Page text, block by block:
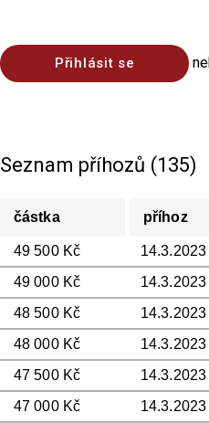
Přihlásit se
Seznam příhozů (135)
částka příhoz
49 500 Kč
49 000 Kč
48 500 Kč
48 000 Kč
47 500 Kč
47 000 Kč